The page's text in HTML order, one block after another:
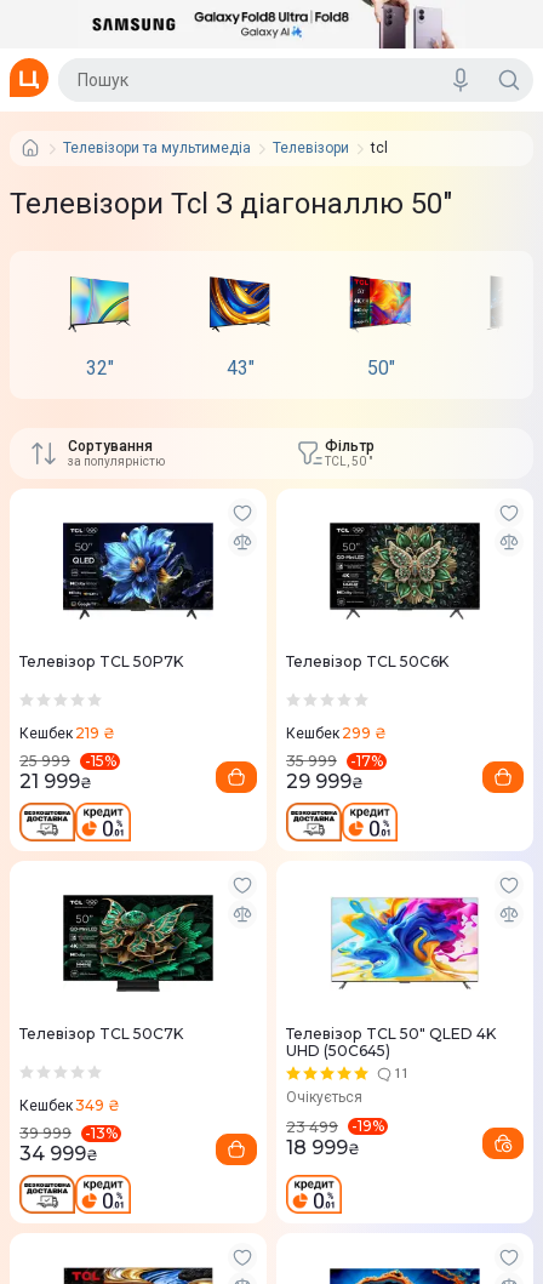
Телевізори та мультимедіа Телевізори tcl
Телевізори Tcl З діагоналлю 50"
32" 43" 50"
Сортування
за популярністю
Фільтр
TCL, 50 "
Телевізор TCL 50P7K
Кешбек 219 ₴
25 999
-15%
21 999₴
Телевізор TCL 50C6K
Кешбек 299 ₴
35 999
-17%
29 999₴
Телевізор TCL 50C7K
Кешбек349 ₴
39 999
-13%
34 999₴
Телевізор TCL 50" QLED 4K
UHD (50C645)
11
Очікується
23 499 -19%
18 999₴